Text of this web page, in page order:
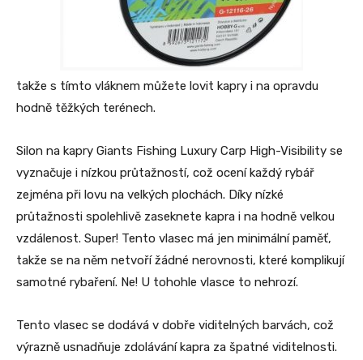
takže s tímto vláknem můžete lovit kapry i na opravdu
hodně těžkých terénech.
Silon na kapry Giants Fishing Luxury Carp High-Visibility se
vyznačuje i nízkou průtažností, což ocení každý rybář
zejména při lovu na velkých plochách. Díky nízké
průtažnosti spolehlivě zaseknete kapra i na hodně velkou
vzdálenost. Super! Tento vlasec má jen minimální paměť,
takže se na něm netvoří žádné nerovnosti, které komplikují
samotné rybaření. Ne! U tohohle vlasce to nehrozí.
Tento vlasec se dodává v dobře viditelných barvách, což
výrazně usnadňuje zdolávání kapra za špatné viditelnosti.